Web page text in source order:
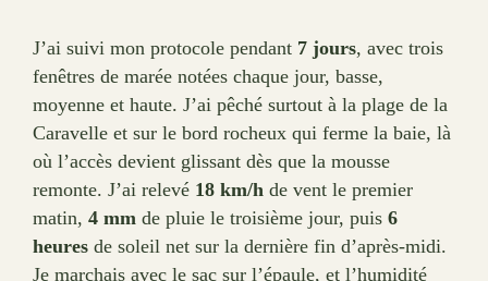
J’ai suivi mon protocole pendant 7 jours, avec trois
fenêtres de marée notées chaque jour, basse,
moyenne et haute. J’ai pêché surtout à la plage de la
Caravelle et sur le bord rocheux qui ferme la baie, là
où l’accès devient glissant dès que la mousse
remonte. J’ai relevé 18 km/h de vent le premier
matin, 4 mm de pluie le troisième jour, puis 6
heures de soleil net sur la dernière fin d’après-midi.
Je marchais avec le sac sur l’épaule, et l’humidité